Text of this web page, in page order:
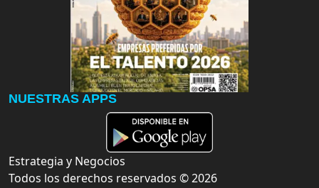
NUESTRAS APPS
Estrategia y Negocios
Todos los derechos reservados ©2026